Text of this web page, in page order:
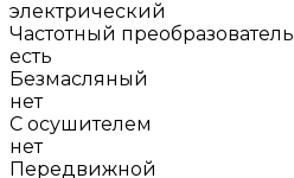
электрический
Частотный преобразователь
есть
Безмасляный
нет
С осушителем
нет
Передвижной